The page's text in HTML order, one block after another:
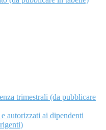
trimestrali (da pubblicare
autorizzati ai dipendenti